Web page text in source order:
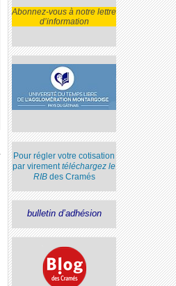
Abonnez-vous à notre lettre
d’information
Pour régler votre cotisation
par virementtéléchargez le
RIBdes Cramés
bulletin d’adhésion